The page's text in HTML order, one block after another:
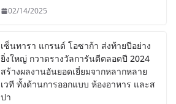
02/14/2025
เซ็นทารา แกรนด์ โอซาก้า ส่งท้ายปีอย่าง
ยิ่งใหญ่ กวาดรางวัลการันตีตลอดปี 2024
สร้างผลงานอันยอดเยี่ยมจากหลากหลาย
เวที ทั้งด้านการออกแบบ ห้องอาหาร และส
ปา